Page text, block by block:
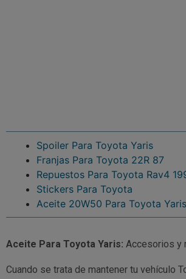
Spoiler Para Toyota Yaris
Franjas Para Toyota 22R 87
Repuestos Para Toyota Rav4
Stickers Para Toyota
Aceite 20W50 Para Toyota Yaris
Aceite Para Toyota Yaris: Accesorios y
Cuando se trata de mantener tu vehículo